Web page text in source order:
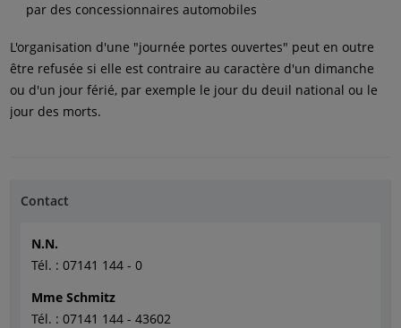
par des concessionnaires automobiles
L'organisation d'une "journée portes ouvertes" peut en outre
être refusée si elle est contraire au caractère d'un dimanche
ou d'un jour férié, par exemple le jour du deuil national ou le
jour des morts.
Contact
N.N.
Tél. : 07141 144 - 0
Mme Schmitz
Tél. : 07141 144 - 43602